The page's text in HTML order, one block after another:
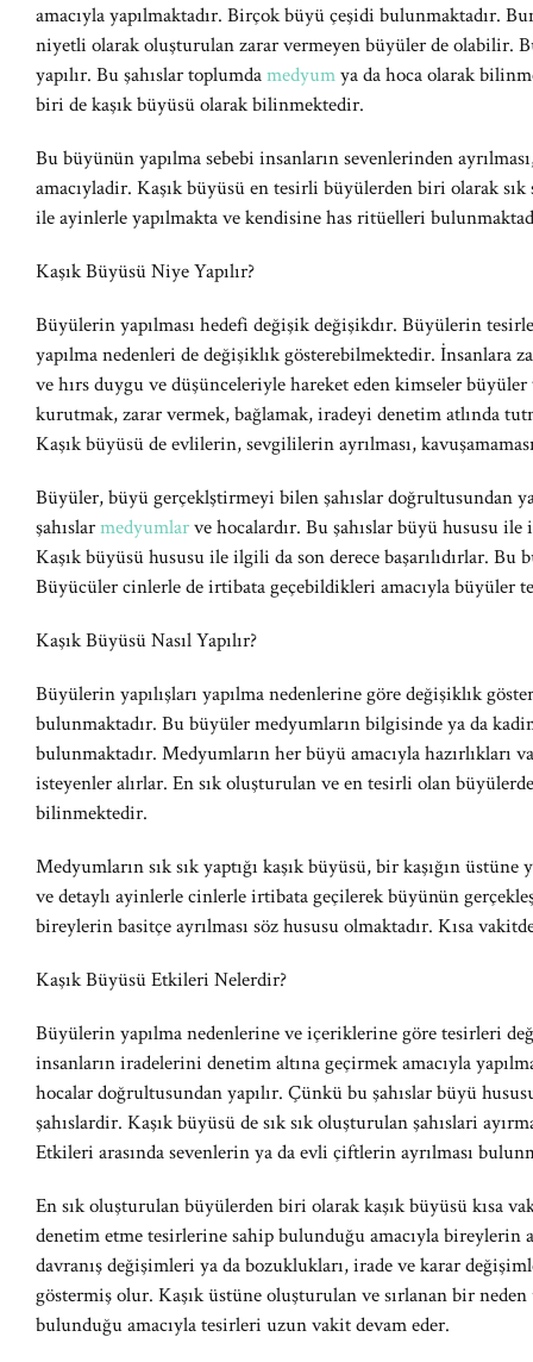
amacıyla yapılmaktadır. Birçok büyü çeşidi bulunmaktadır.
niyetli olarak oluşturulan zarar vermeyen büyüler de olabilir.
yapılır. Bu şahıslar toplumdamedyumya da hoca olarak
biri de kaşık büyüsü olarak bilinmektedir.
Bu büyünün yapılma sebebi insanların sevenlerinden
amacıyladir. Kaşık büyüsü en tesirli büyülerden biri olarak
ile ayinlerle yapılmakta ve kendisine has ritüelleri
Kaşık Büyüsü Niye Yapılır?
Büyülerin yapılması hedefi değişik değişikdır. Büyülerin
yapılma nedenleri de değişiklık gösterebilmektedir. İnsanlara
ve hırs duygu ve düşünceleriyle hareket eden kimseler
kurutmak, zarar vermek, bağlamak, iradeyi denetim atlında
Kaşık büyüsü de evlilerin, sevgililerin ayrılması,
Büyüler, büyü gerçeklştirmeyi bilen şahıslar doğrultusundan
şahıslarmedyumlarve hocalardır. Bu şahıslar büyü hususu
Kaşık büyüsü hususu ile ilgili da son derece başarılıdırlar.
Büyücüler cinlerle de irtibata geçebildikleri amacıyla büyüler
Kaşık Büyüsü Nasıl Yapılır?
Büyülerin yapılışları yapılma nedenlerine göre değişiklık
bulunmaktadır. Bu büyüler medyumların bilgisinde ya da
bulunmaktadır. Medyumların her büyü amacıyla hazırlıkları
isteyenler alırlar. En sık oluşturulan ve en tesirli olan
bilinmektedir.
Medyumların sık sık yaptığı kaşık büyüsü, bir kaşığın üstüne
ve detaylı ayinlerle cinlerle irtibata geçilerek büyünün
bireylerin basitçe ayrılması söz hususu olmaktadır. Kısa
Kaşık Büyüsü Etkileri Nelerdir?
Büyülerin yapılma nedenlerine ve içeriklerine göre tesirleri
insanların iradelerini denetim altına geçirmek amacıyla
hocalar doğrultusundan yapılır. Çünkü bu şahıslar büyü
şahıslardir. Kaşık büyüsü de sık sık oluşturulan şahıslari
Etkileri arasında sevenlerin ya da evli çiftlerin ayrılması
En sık oluşturulan büyülerden biri olarak kaşık büyüsü kısa
denetim etme tesirlerine sahip bulunduğu amacıyla bireylerin
davranış değişimleri ya da bozuklukları, irade ve karar
göstermiş olur. Kaşık üstüne oluşturulan ve sırlanan bir
bulunduğu amacıyla tesirleri uzun vakit devam eder.